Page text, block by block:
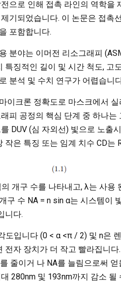
으로 인해 접촉 라인의 역학을
기되었습니다. 이 논문은 접촉
포함합니다.
분야는 이머전 리소그래피
특징적인 길이 및 시간 척도, 고
분석 및 수치 연구가 어렵습니
이크론 정확도로 마스크에서
피 공정의 핵심 단계 중 하나
DUV (심 자외선) 빛으로 노출
작은 특징 또는 임계 치수 CD는
개구 수를 나타내고, λ는 사
구 수 NA = n sin α는 시스템이
니다.
도입니다 (0 < α <π / 2) 및 n은
전자 장치가 더 작고 빨라집니
줄이거 나 NA를 늘림으로써
280nm 및 193nm까지 감소